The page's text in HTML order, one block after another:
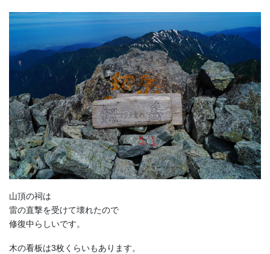
山頂の祠は
雷の直撃を受けて壊れたので
修復中らしいです。
木の看板は3枚くらいもあります。